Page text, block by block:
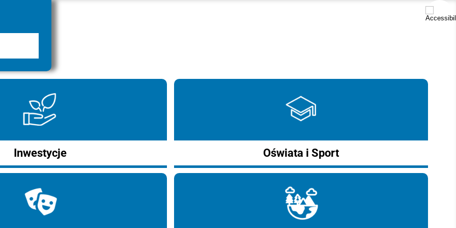
Inwestycje Oświata i Sport